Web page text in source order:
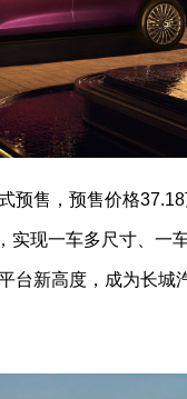
预售，预售价格
现一车多尺寸、一
台新高度，成为长城